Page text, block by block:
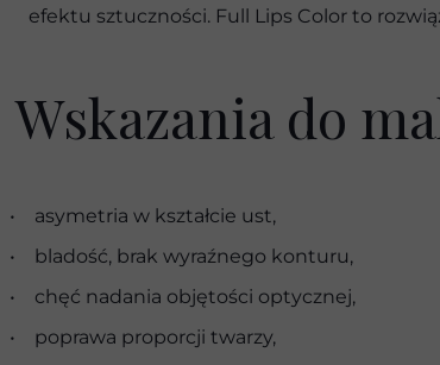
• asymetria w kształcie ust,
• bladość, brak wyraźnego konturu,
• chęć nadania objętości optycznej,
• poprawa proporcji twarzy,
efektu sztuczności. Full Lips Color to
Wskazania do